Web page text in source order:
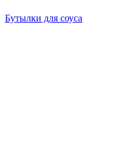
Бутылки для соуса